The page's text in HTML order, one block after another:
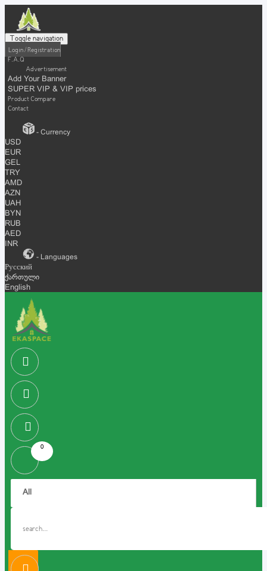
Toggle navigation
Login / Registration
F.A.Q
Advertisement
Add Your Banner
SUPER VIP & VIP prices
Product Compare
Contact
- Currency
USD
EUR
GEL
TRY
AMD
AZN
UAH
BYN
RUB
AED
INR
- Languages
Русский
ქართული
English
0